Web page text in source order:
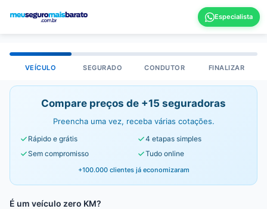
VEÍCULO SEGURADO CONDUTOR FINALIZAR
Compare preços de +15 seguradoras
Preencha uma vez, receba várias cotações.
Rápido e grátis
4 etapas simples
Sem compromisso
Tudo online
+100.000 clientes já economizaram
É um veículo zero KM?